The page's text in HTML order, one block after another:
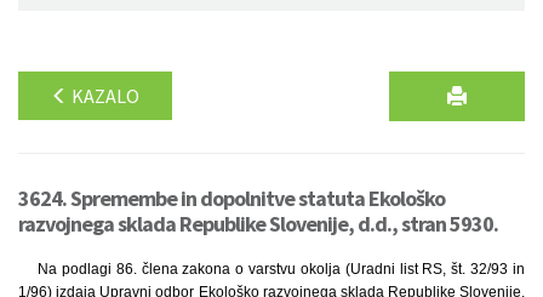
KAZALO
3624. Spremembe in dopolnitve statuta Ekološko
razvojnega sklada Republike Slovenije, d.d., stran 5930.
Na podlagi 86. člena zakona o varstvu okolja (Uradni list RS, št. 32/93 in
1/96) izdaja Upravni odbor Ekološko razvojnega sklada Republike Slovenije,